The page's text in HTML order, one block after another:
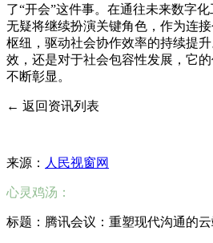
了“开会”这件事。在通往未来数字化
无疑将继续扮演关键角色，作为连
枢纽，驱动社会协作效率的持续提
效，还是对于社会包容性发展，它
不断彰显。
← 返回资讯列表
来源： 人民视窗网
心灵鸡汤：
标题：腾讯会议：重塑现代沟通的